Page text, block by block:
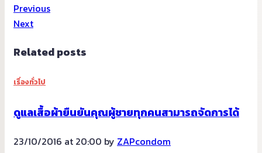
Previous
Next
Related posts
เรื่องทั่วไป
ดูแลเสื้อผ้ายืนยันคุณผู้ชายทุกคนสามารถจัดการได้
23/10/2016 at 20:00 by ZAPcondom